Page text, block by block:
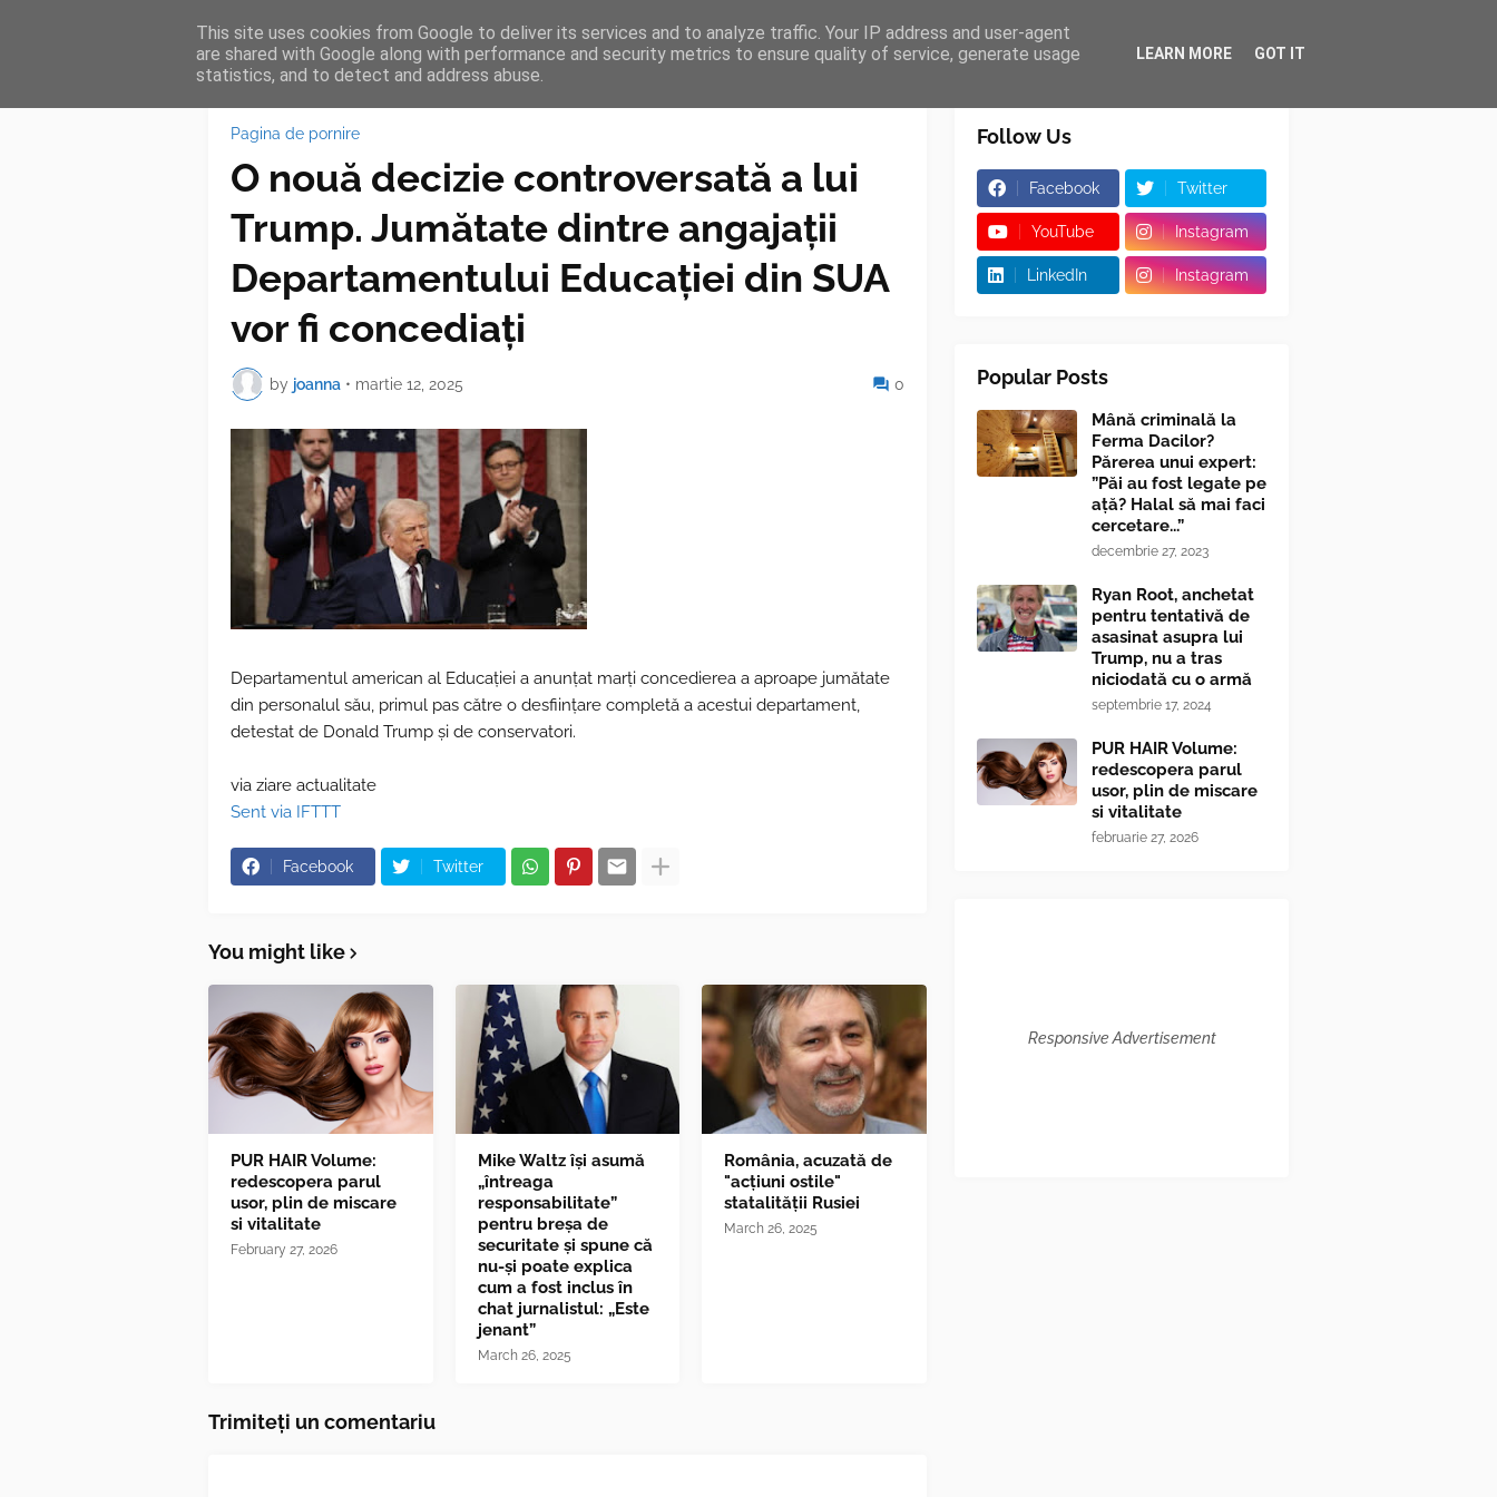
HOME FEATURES BLOGGER TIPOGRAPHY SHORTCODES
Pagina de pornire
O nouă decizie controversată a lui
Trump. Jumătate dintre angajații
Departamentului Educației din SUA
vor fi concediați
by joanna • martie 12, 2025 0
Departamentul american al Educației a anunțat marți concedierea a aproape jumătate
din personalul său, primul pas către o desființare completă a acestui departament,
detestat de Donald Trump și de conservatori.
via ziare actualitate
Sent via IFTTT
Facebook Twitter
You might like
PUR HAIR Volume:
redescopera parul
usor, plin de miscare
si vitalitate
February 27, 2026
Mike Waltz îşi asumă
„întreaga
responsabilitate”
pentru breşa de
securitate și spune că
nu-și poate explica
cum a fost inclus în
chat jurnalistul: „Este
jenant”
March 26, 2025
România, acuzată de
"acțiuni ostile"
statalității Rusiei
March 26, 2025
Trimiteți un comentariu
Follow Us
Facebook Twitter
YouTube Instagram
LinkedIn Instagram
Popular Posts
Mână criminală la
Ferma Dacilor?
Părerea unui expert:
”Păi au fost legate pe
ață? Halal să mai faci
cercetare...”
decembrie 27, 2023
Ryan Root, anchetat
pentru tentativă de
asasinat asupra lui
Trump, nu a tras
niciodată cu o armă
septembrie 17, 2024
PUR HAIR Volume:
redescopera parul
usor, plin de miscare
si vitalitate
februarie 27, 2026
Responsive Advertisement
This site uses cookies from Google to deliver its services and to analyze traffic. Your IP address and user-agent
are shared with Google along with performance and security metrics to ensure quality of service, generate usage
statistics, and to detect and address abuse.
LEARN MORE GOT IT